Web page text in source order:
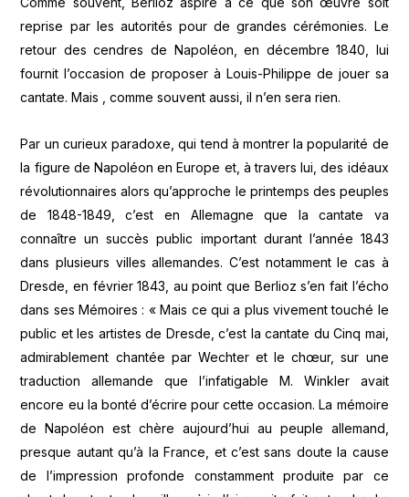
reprise par les autorités pour de grandes cérémonies. Le
retour des cendres de Napoléon, en décembre 1840, lui
fournit l’occasion de proposer à Louis-Philippe de jouer sa
cantate. Mais , comme souvent aussi, il n’en sera rien.
Par un curieux paradoxe, qui tend à montrer la popularité de
la figure de Napoléon en Europe et, à travers lui, des idéaux
révolutionnaires alors qu’approche le printemps des peuples
de 1848-1849, c’est en Allemagne que la cantate va
connaître un succès public important durant l’année 1843
dans plusieurs villes allemandes. C’est notamment le cas à
Dresde, en février 1843, au point que Berlioz s’en fait l’écho
dans ses Mémoires : « Mais ce qui a plus vivement touché le
public et les artistes de Dresde, c’est la cantate du Cinq mai,
admirablement chantée par Wechter et le chœur, sur une
traduction allemande que l’infatigable M. Winkler avait
encore eu la bonté d’écrire pour cette occasion. La mémoire
de Napoléon est chère aujourd’hui au peuple allemand,
presque autant qu’à la France, et c’est sans doute la cause
de l’impression profonde constamment produite par ce